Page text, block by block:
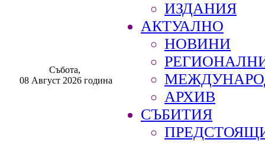
Събота,
08 Август 2026 година
ИЗДАНИЯ
АКТУАЛНО
НОВИНИ
АРХИВ
СЪБИТИЯ